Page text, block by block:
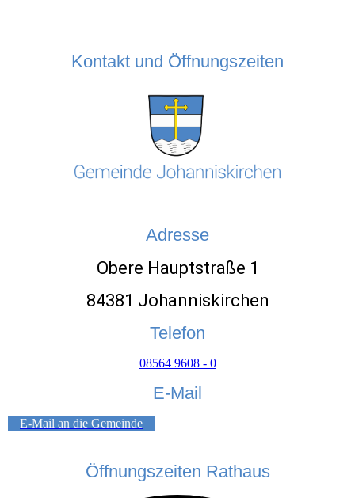
Kontakt und Öffnungszeiten
Adresse
Obere Hauptstraße 1
84381 Johanniskirchen
Telefon
08564 9608 - 0
E-Mail
E-Mail an die Gemeinde
Öffnungszeiten Rathaus